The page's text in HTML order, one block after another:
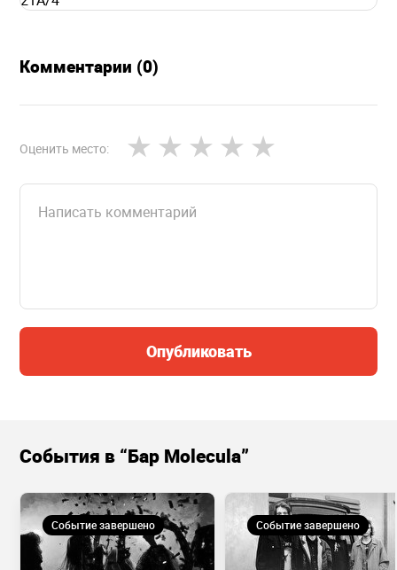
Комментарии (0)
Оценить место:
Опубликовать
События в “Бар Molecula”
Событие завершено Событие завершено